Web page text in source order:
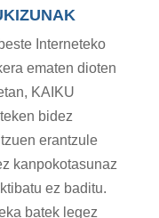
Interneteko
ematen dioten
KAIKU
bidez
erantzule
kanpokotasunaz
ez baditu.
batek legez